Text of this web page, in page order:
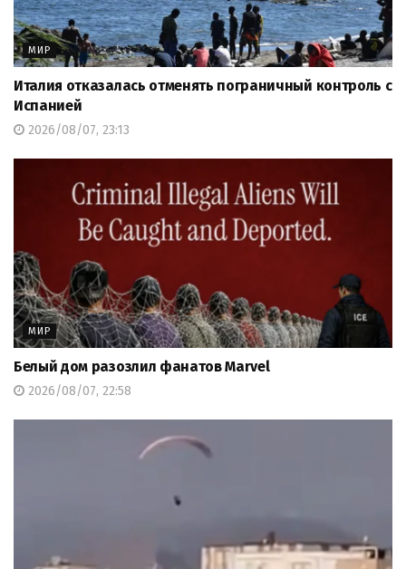
МИР
Италия отказалась отменять пограничный контроль с
Испанией
2026/08/07, 23:13
МИР
Белый дом разозлил фанатов Marvel
2026/08/07, 22:58